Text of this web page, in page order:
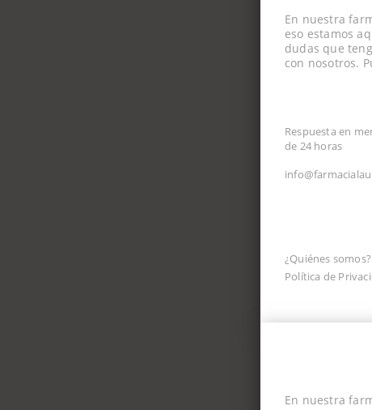
En nuestra
eso estamos
dudas que
con nosotros.
Respuesta en
de 24 horas
¿Quiénes somos?
Política de
En nuestra